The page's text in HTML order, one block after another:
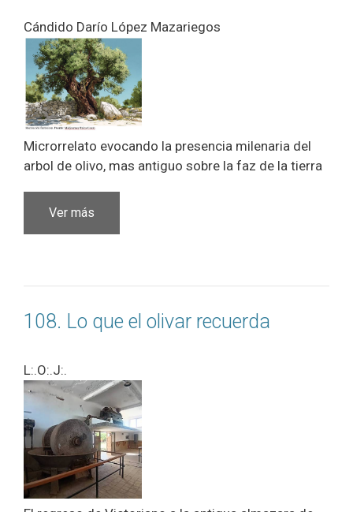
Cándido Darío López Mazariegos
Microrrelato evocando la presencia milenaria del
arbol de olivo, mas antiguo sobre la faz de la tierra
Ver más
108. Lo que el olivar recuerda
L:.O:.J:.